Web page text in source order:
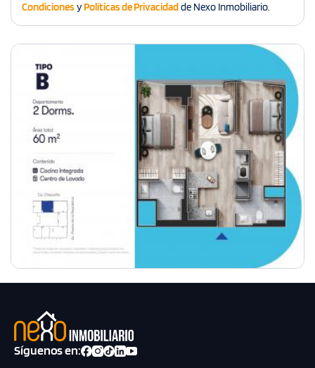
CondicionesyPolíticas de Privacidadde Nexo Inmobiliario.
Síguenos en: